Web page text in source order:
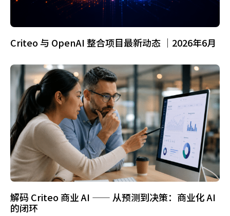
Criteo 与 OpenAI 整合项目最新动态 ｜2026年6月
解码 Criteo 商业 AI —— 从预测到决策：商业化 AI
的闭环